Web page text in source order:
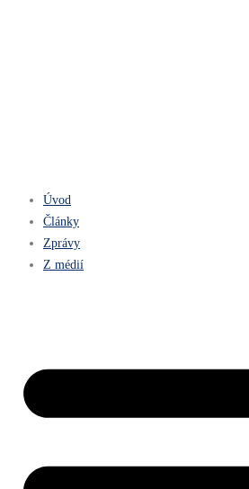
Úvod
Články
Zprávy
Z médií